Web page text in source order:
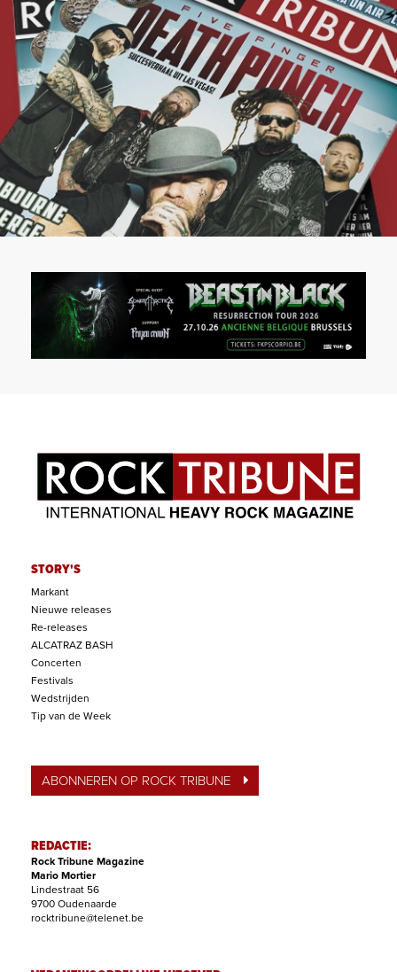
STORY'S
Markant
Nieuwe releases
Re-releases
ALCATRAZ BASH
Concerten
Festivals
Wedstrijden
Tip van de Week
ABONNEREN OP ROCK TRIBUNE
REDACTIE:
Rock Tribune Magazine
Mario Mortier
Lindestraat 56
9700 Oudenaarde
rocktribune@telenet.be